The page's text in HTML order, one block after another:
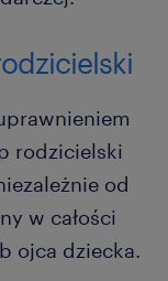
rodzicielski
od
w całości
ojca dziecka.